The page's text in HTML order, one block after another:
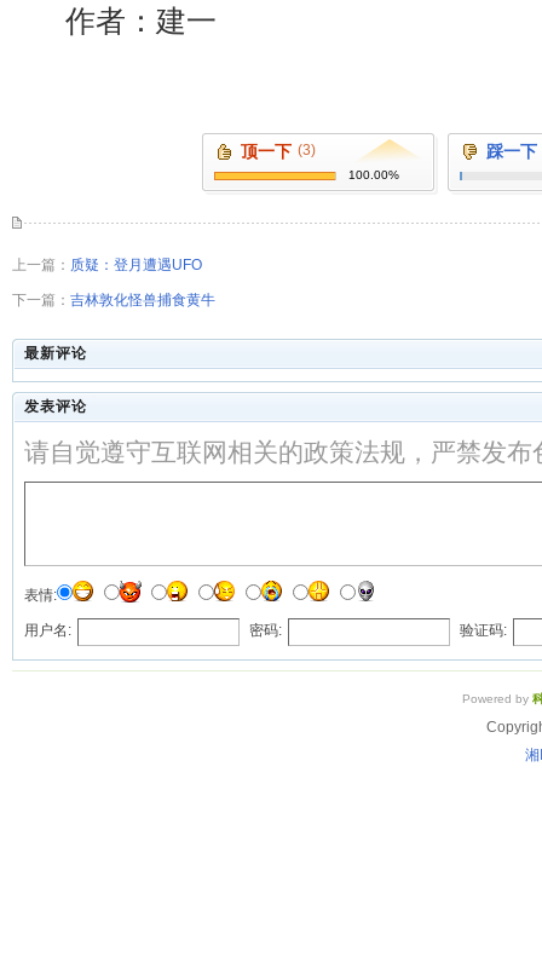
作者：建一
顶一下 (3)
100.00%
踩一下
上一篇： 质疑：登月遭遇UFO
下一篇： 吉林敦化怪兽捕食黄牛
最新评论
发表评论
请自觉遵守互联网相关的政策法规，严禁发
表情:
用户名: 密码: 验证码:
Powered by